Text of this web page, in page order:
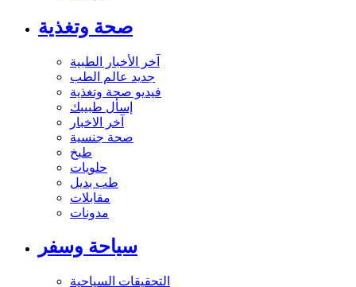
صحة وتغذية
آخر الأخبار الطبية
جديد عالم الطب
فيديو صحة وتغذية
إسأل طبيبك
آخر الاخبار
صحة جنسية
طبخ
حلويات
طب بديل
مقابلات
مدونات
سياحة وسفر
التحقيقات السياحية